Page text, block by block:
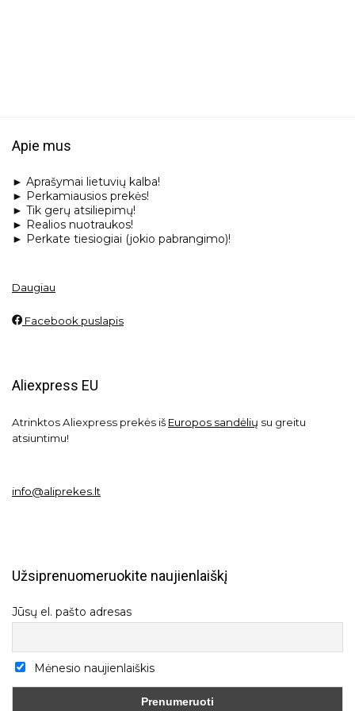
Apie mus
► Aprašymai lietuvių kalba!
► Perkamiausios prekės!
► Tik gerų atsiliepimų!
► Realios nuotraukos!
► Perkate tiesiogiai (jokio pabrangimo)!
Daugiau
Facebook puslapis
Aliexpress EU
Atrinktos Aliexpress prekės iš Europos sandėlių su greitu
atsiuntimu!
info@aliprekes.lt
Užsiprenuomeruokite naujienlaiškį
Jūsų el. pašto adresas
Mėnesio naujienlaiškis